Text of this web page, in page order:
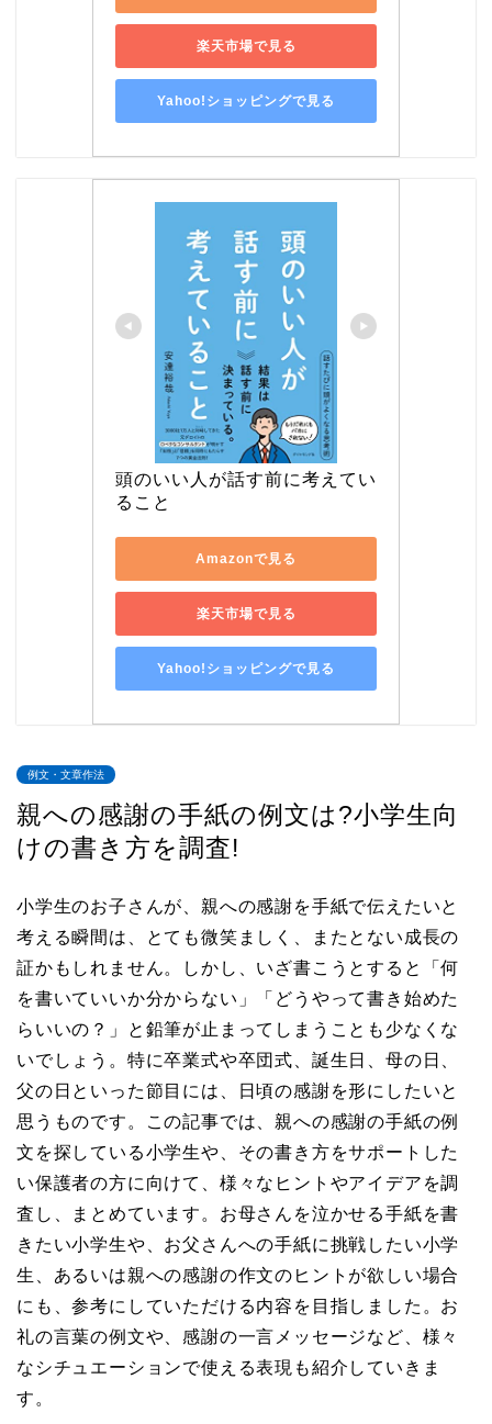
楽天市場で見る
Yahoo!ショッピングで見る
頭のいい人が話す前に考えてい
ること
Amazonで見る
楽天市場で見る
Yahoo!ショッピングで見る
例文・文章作法
親への感謝の手紙の例文は?小学生向
けの書き方を調査!
小学生のお子さんが、親への感謝を手紙で伝えたいと
考える瞬間は、とても微笑ましく、またとない成長の
証かもしれません。しかし、いざ書こうとすると「何
を書いていいか分からない」「どうやって書き始めた
らいいの？」と鉛筆が止まってしまうことも少なくな
いでしょう。特に卒業式や卒団式、誕生日、母の日、
父の日といった節目には、日頃の感謝を形にしたいと
思うものです。この記事では、親への感謝の手紙の例
文を探している小学生や、その書き方をサポートした
い保護者の方に向けて、様々なヒントやアイデアを調
査し、まとめています。お母さんを泣かせる手紙を書
きたい小学生や、お父さんへの手紙に挑戦したい小学
生、あるいは親への感謝の作文のヒントが欲しい場合
にも、参考にしていただける内容を目指しました。お
礼の言葉の例文や、感謝の一言メッセージなど、様々
なシチュエーションで使える表現も紹介していきま
す。